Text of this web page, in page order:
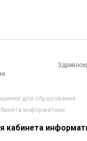
для образования
информатики
кабинета